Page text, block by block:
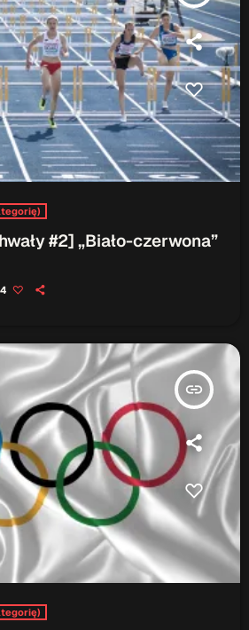
#2] „Biało-czerwona”
4
insert_link